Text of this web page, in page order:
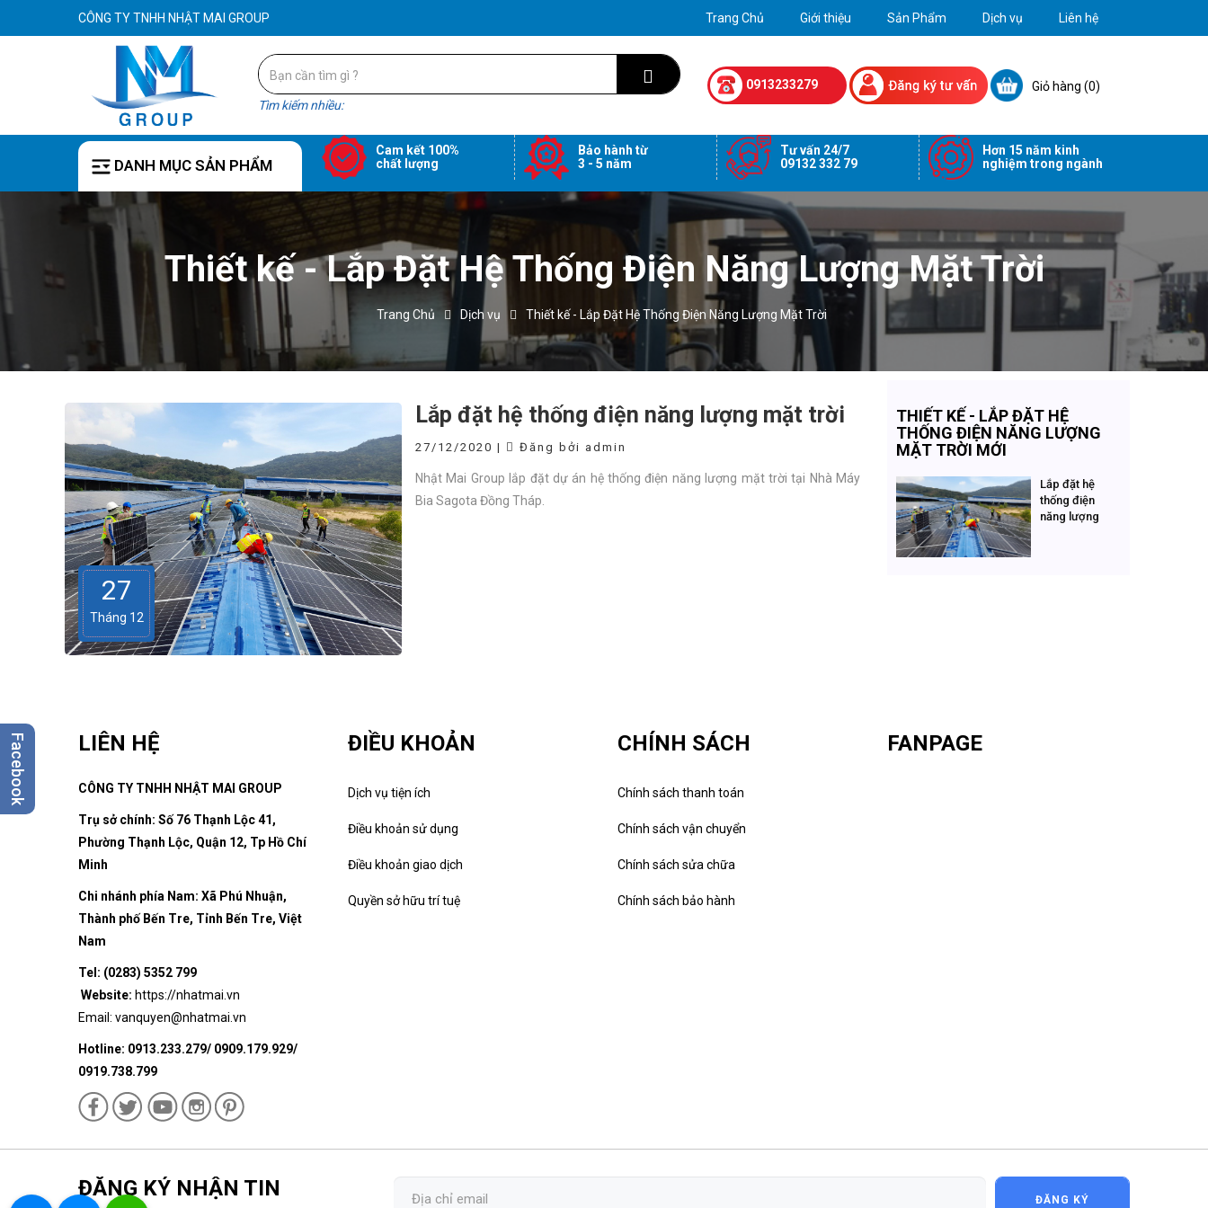
CÔNG TY TNHH NHẬT MAI GROUP Trang Chủ Giới thiệu Sản Phẩm Dịch vụ Liên hệ
Tìm kiếm nhiều:
0913233279 Giỏ hàng (0)
DANH MỤC SẢN PHẨM
Cam kết 100%
chất lượng
Bảo hành từ
3 - 5 năm
Tư vấn 24/7
09132 332 79
Hơn 15 năm kinh
nghiệm trong ngành
Thiết kế - Lắp Đặt Hệ Thống Điện Năng Lượng Mặt Trời
Trang Chủ Dịch vụ Thiết kế - Lắp Đặt Hệ Thống Điện Năng Lượng Mặt Trời
27
Tháng 12
Lắp đặt hệ thống điện năng lượng mặt trời
27/12/2020 | Đăng bởi admin
Nhật Mai Group lắp đặt dự án hệ thống điện năng lượng mặt trời tại Nhà Máy
Bia Sagota Đồng Tháp.
THIẾT KẾ - LẮP ĐẶT HỆ
THỐNG ĐIỆN NĂNG LƯỢNG
MẶT TRỜI MỚI
Lắp đặt hệ
thống điện
năng lượng
LIÊN HỆ
CÔNG TY TNHH NHẬT MAI GROUP
Trụ sở chính: Số 76 Thạnh Lộc 41,
Phường Thạnh Lộc, Quận 12, Tp Hồ Chí
Minh
Chi nhánh phía Nam: Xã Phú Nhuận,
Thành phố Bến Tre, Tỉnh Bến Tre, Việt
Nam
Tel: (0283) 5352 799
Website: https://nhatmai.vn
Email: vanquyen@nhatmai.vn
Hotline: 0913.233.279/ 0909.179.929/
0919.738.799
ĐIỀU KHOẢN
Dịch vụ tiện ích
Điều khoản sử dụng
Điều khoản giao dịch
Quyền sở hữu trí tuệ
CHÍNH SÁCH
Chính sách thanh toán
Chính sách vận chuyển
Chính sách sửa chữa
Chính sách bảo hành
FANPAGE
ĐĂNG KÝ NHẬN TIN ĐĂNG KÝ
Facebook